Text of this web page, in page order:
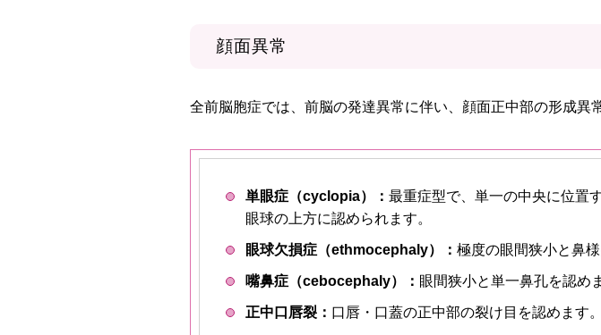
顔面異常
全前脳胞症では、前脳の発達異常に伴い、顔面正中部の形成異
単眼症（cyclopia）： 最重症型で、単一の中央に位置
眼球の上方に認められます。
眼球欠損症（ethmocephaly）： 極度の眼間狭小と鼻様
嘴鼻症（cebocephaly）： 眼間狭小と単一鼻孔を認め
正中口唇裂： 口唇・口蓋の正中部の裂け目を認めます。